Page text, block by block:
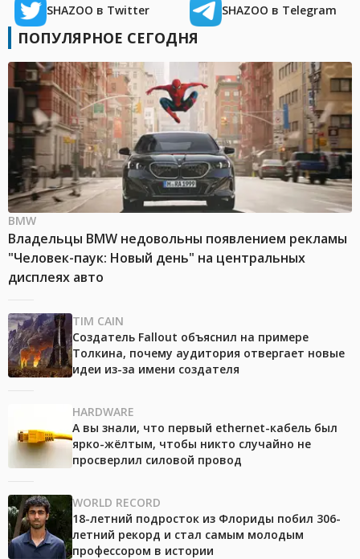
SHAZOO в Twitter SHAZOO в Telegram
ПОПУЛЯРНОЕ СЕГОДНЯ
BMW
Владельцы BMW недовольны появлением рекламы
"Человек-паук: Новый день" на центральных
дисплеях авто
TIM CAIN
Создатель Fallout объяснил на примере
Толкина, почему аудитория отвергает новые
идеи из-за имени создателя
HARDWARE
А вы знали, что первый ethernet-кабель был
ярко-жёлтым, чтобы никто случайно не
просверлил силовой провод
WORLD RECORD
18-летний подросток из Флориды побил 306-
летний рекорд и стал самым молодым
профессором в истории